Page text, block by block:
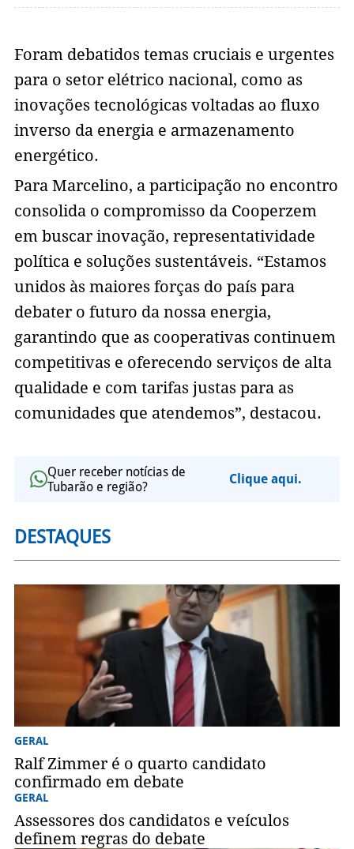
Foram debatidos temas cruciais e urgentes
para o setor elétrico nacional, como as
inovações tecnológicas voltadas ao fluxo
inverso da energia e armazenamento
energético.
Para Marcelino, a participação no encontro
consolida o compromisso da Cooperzem
em buscar inovação, representatividade
política e soluções sustentáveis. “Estamos
unidos às maiores forças do país para
debater o futuro da nossa energia,
garantindo que as cooperativas continuem
competitivas e oferecendo serviços de alta
qualidade e com tarifas justas para as
comunidades que atendemos”, destacou.
Quer receber notícias de
Tubarão e região?
Clique aqui.
DESTAQUES
GERAL
Ralf Zimmer é o quarto candidato
confirmado em debate
GERAL
Assessores dos candidatos e veículos
definem regras do debate